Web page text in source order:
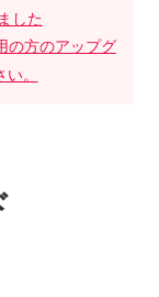
した
の方のアップグ
。